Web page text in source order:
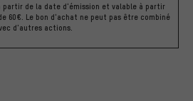
partir de la date d'émission et valable à partir
60€. Le bon d'achat ne peut pas être combiné
d'autres actions.